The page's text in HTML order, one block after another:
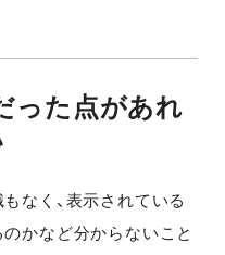
った点があれ
なく、表示されている
かなど分からないこと